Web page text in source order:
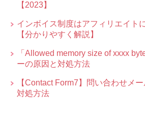
【2023】
インボイス制度はアフィリエイト
【分かりやすく解説】
「Allowed memory size of xxxx
ーの原因と対処方法
【Contact Form7】問い合わせメ
対処方法